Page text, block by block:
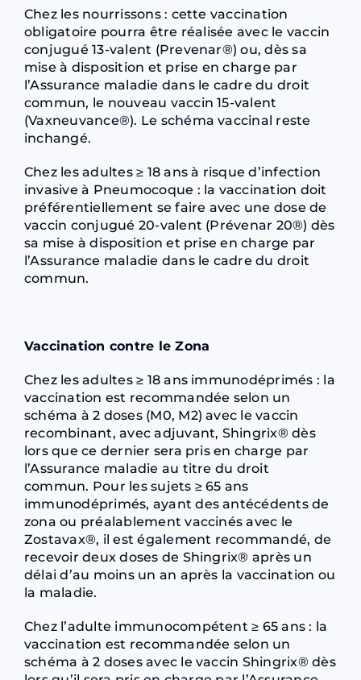
Chez les nourrissons : cette vaccination
obligatoire pourra être réalisée avec le vaccin
conjugué 13-valent (Prevenar®) ou, dès sa
mise à disposition et prise en charge par
l’Assurance maladie dans le cadre du droit
commun, le nouveau vaccin 15-valent
(Vaxneuvance®). Le schéma vaccinal reste
inchangé.
Chez les adultes ≥ 18 ans à risque d’infection
invasive à Pneumocoque : la vaccination doit
préférentiellement se faire avec une dose de
vaccin conjugué 20-valent (Prévenar 20®) dès
sa mise à disposition et prise en charge par
l’Assurance maladie dans le cadre du droit
commun.
Vaccination contre le Zona
Chez les adultes ≥ 18 ans immunodéprimés : la
vaccination est recommandée selon un
schéma à 2 doses (M0, M2) avec le vaccin
recombinant, avec adjuvant, Shingrix® dès
lors que ce dernier sera pris en charge par
l’Assurance maladie au titre du droit
commun. Pour les sujets ≥ 65 ans
immunodéprimés, ayant des antécédents de
zona ou préalablement vaccinés avec le
Zostavax®, il est également recommandé, de
recevoir deux doses de Shingrix® après un
délai d’au moins un an après la vaccination ou
la maladie.
Chez l’adulte immunocompétent ≥ 65 ans : la
vaccination est recommandée selon un
schéma à 2 doses avec le vaccin Shingrix® dès